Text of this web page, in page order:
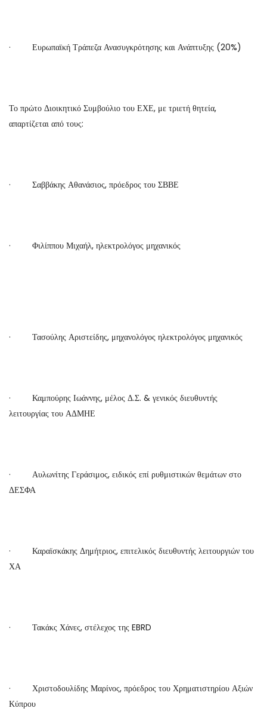
· Ευρωπαϊκή Τράπεζα Ανασυγκρότησης και Ανάπτυξης (20%)
Το πρώτο Διοικητικό Συμβούλιο του ΕΧΕ, με τριετή θητεία,
απαρτίζεται από τους:
· Σαββάκης Αθανάσιος, πρόεδρος του ΣΒΒΕ
· Φιλίππου Μιχαήλ, ηλεκτρολόγος μηχανικός
· Τασούλης Αριστείδης, μηχανολόγος ηλεκτρολόγος μηχανικός
· Καμπούρης Ιωάννης, μέλος Δ.Σ. & γενικός διευθυντής
λειτουργίας του ΑΔΜΗΕ
· Αυλωνίτης Γεράσιμος, ειδικός επί ρυθμιστικών θεμάτων στο
ΔΕΣΦΑ
· Καραϊσκάκης Δημήτριος, επιτελικός διευθυντής λειτουργιών του
ΧΑ
· Τακάκς Χάνες, στέλεχος της EBRD
· Χριστοδουλίδης Μαρίνος, πρόεδρος του Χρηματιστηρίου Αξιών
Κύπρου